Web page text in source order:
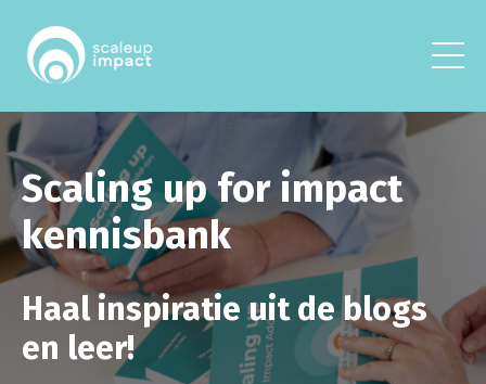
Scaling up for impact
kennisbank
Haal inspiratie uit de blogs
en leer!